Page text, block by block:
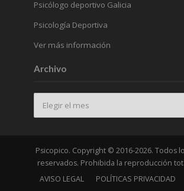
Psicólogo deportivo Galicia
Psicología Deportiva
Ver más información
Archivo
Psicopico. Copyright © 2016-2026. Todos
reservados. Prohibida la reproducción
AVISO LEGAL
POLÍTICAS PRIVACIDAD